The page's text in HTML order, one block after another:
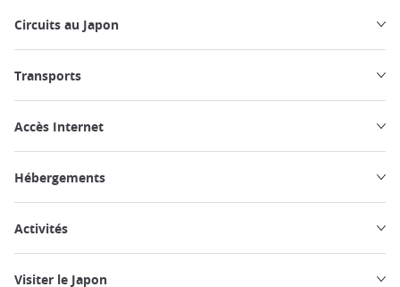
Circuits au Japon
Transports
Accès Internet
Hébergements
Activités
Visiter le Japon